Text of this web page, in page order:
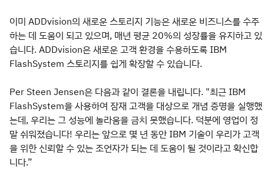
이미 ADDvision의 새로운 스토리지 기능은 새로운 비즈니스를 수주
하는 데 도움이 되고 있으며, 매년 평균 20%의 성장률을 유지하고 있
습니다. ADDvision은 새로운 고객 환경을 수용하도록 IBM
FlashSystem 스토리지를 쉽게 확장할 수 있습니다.
Per Steen Jensen은 다음과 같이 결론을 내립니다. "최근 IBM
FlashSystem을 사용하여 잠재 고객을 대상으로 개념 증명을 실행했
는데, 우리는 그 성능에 놀라움을 금치 못했습니다. 덕분에 영업이 정
말 쉬워졌습니다! 우리는 앞으로 몇 년 동안 IBM 기술이 우리가 고객
을 위한 신뢰할 수 있는 조언자가 되는 데 도움이 될 것이라고 확신합
니다.”